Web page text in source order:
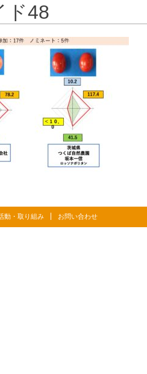
ド48
動・取り組み お問い合わせ